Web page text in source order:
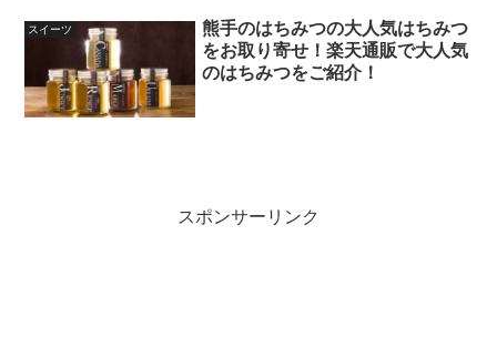
スイーツ
熊手のはちみつの大人気はちみつ
をお取り寄せ！楽天通販で大人気
のはちみつをご紹介！
スポンサーリンク